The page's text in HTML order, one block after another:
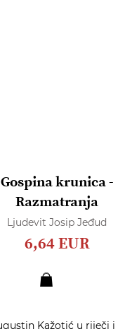
Gospina krunica -
Razmatranja
Ljudevit Josip Jeđud
6,64 EUR